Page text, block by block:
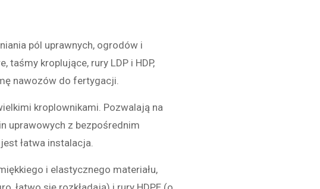
pól uprawnych, ogrodów i
kroplujące, rury LDP i HDP,
nawozów do fertygacji.
kroplownikami. Pozwalają na
uprawowych z bezpośrednim
łatwa instalacja.
i elastycznego materiału,